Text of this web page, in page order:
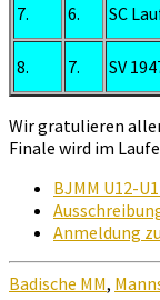
7. 6. SC
8. 7. SV
Wir gratulieren
Finale wird im
BJMM U12-
Anmeldung
Badische MM,